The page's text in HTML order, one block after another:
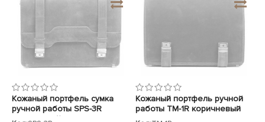
Кожаный портфель сумка
ручной работы SPS-3R
коричневый
Кожаный портфель ручной
работы TM-1R коричневый